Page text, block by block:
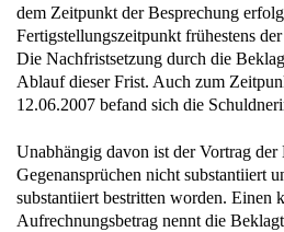
dem Zeitpunkt der Besprechung
Fertigstellungszeitpunkt frühestens
Die Nachfristsetzung durch die
Ablauf dieser Frist. Auch zum
12.06.2007 befand sich die
Unabhängig davon ist der Vortrag der
Gegenansprüchen nicht substantiiert
substantiiert bestritten worden. Einen
Aufrechnungsbetrag nennt die